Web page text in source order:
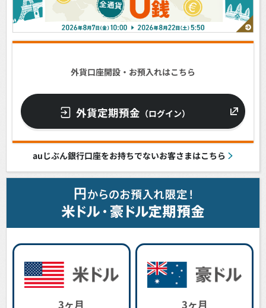
外貨口座開設・お預入れはこちら
外貨定期預金 （ログイン）
auじぶん銀行口座をお持ちでないお客さまはこちら
3ヶ月 3ヶ月